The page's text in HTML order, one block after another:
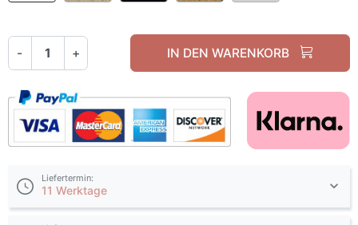
- + IN DEN WARENKORB
Liefertermin:
11 Werktage